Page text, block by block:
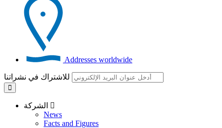
Addresses worldwide
للاشتراك في نشراتنا
News
Facts and Figures